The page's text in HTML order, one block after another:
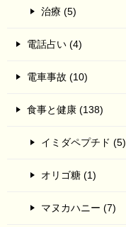
治療 (5)
電話占い (4)
電車事故 (10)
食事と健康 (138)
イミダペプチド (5)
オリゴ糖 (1)
マヌカハニー (7)